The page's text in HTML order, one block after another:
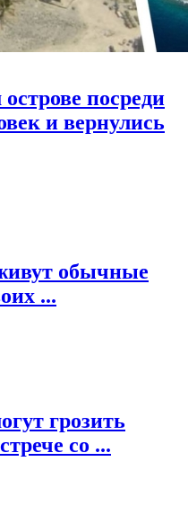
посреди
и вернулись
обычные
...
грозить
со ...